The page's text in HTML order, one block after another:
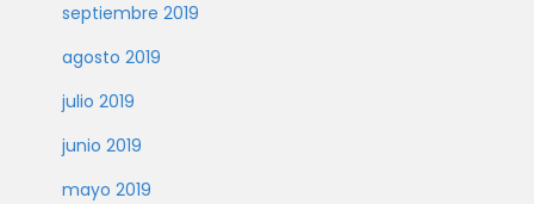
septiembre 2019
agosto 2019
julio 2019
junio 2019
mayo 2019